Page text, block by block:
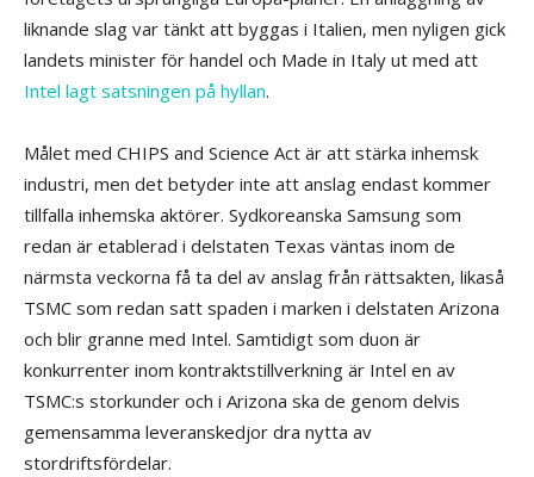
liknande slag var tänkt att byggas i Italien, men nyligen gick
landets minister för handel och Made in Italy ut med att
Intel lagt satsningen på hyllan.
Målet med CHIPS and Science Act är att stärka inhemsk
industri, men det betyder inte att anslag endast kommer
tillfalla inhemska aktörer. Sydkoreanska Samsung som
redan är etablerad i delstaten Texas väntas inom de
närmsta veckorna få ta del av anslag från rättsakten, likaså
TSMC som redan satt spaden i marken i delstaten Arizona
och blir granne med Intel. Samtidigt som duon är
konkurrenter inom kontraktstillverkning är Intel en av
TSMC:s storkunder och i Arizona ska de genom delvis
gemensamma leveranskedjor dra nytta av
stordriftsfördelar.